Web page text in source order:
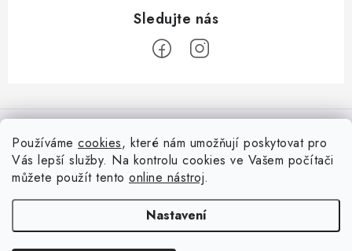
Používáme cookies, které nám umožňují poskytovat pro
Vás lepší služby. Na kontrolu cookies ve Vašem počítači
můžete použít tento online nástroj.
Nastavení
á
Doprava
Nepřehlédněte
Blog s nápady a návody
Slovník pojmů, české návody